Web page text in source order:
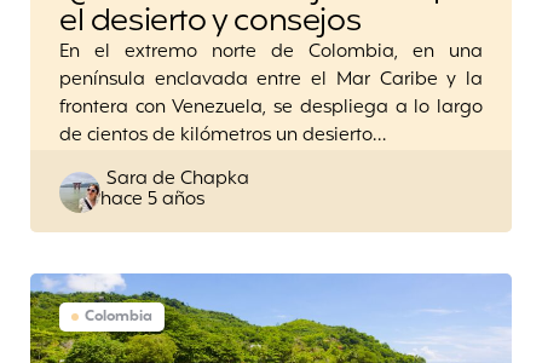
el desierto y consejos
En el extremo norte de Colombia, en una
península enclavada entre el Mar Caribe y la
frontera con Venezuela, se despliega a lo largo
de cientos de kilómetros un desierto…
Posted
by
Sara de Chapka
hace 5 años
Colombia